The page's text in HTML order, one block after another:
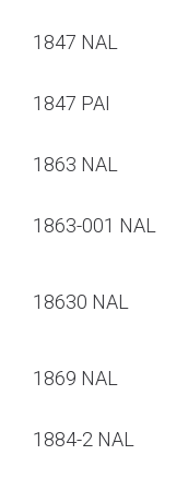
1847 NAL
1847 PAI
1863 NAL
1863-001 NAL
18630 NAL
1869 NAL
1884-2 NAL